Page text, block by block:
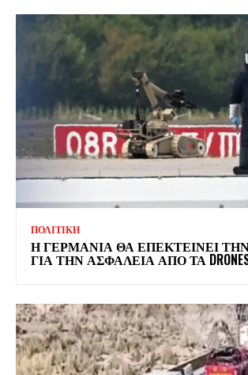
ΠΟΛΙΤΙΚΗ
Η ΓΕΡΜΑΝΙΑ ΘΑ ΕΠΕΚΤΕΙΝΕΙ
ΓΙΑ ΤΗΝ ΑΣΦΑΛΕΙΑ ΑΠΟ ΤΑ